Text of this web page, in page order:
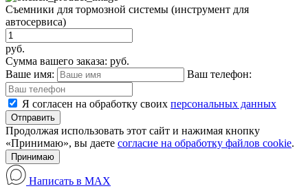
Съемники для тормозной системы (инструмент для
автосервиса)
руб.
Сумма вашего заказа: руб.
Ваше имя:
Ваш телефон:
Я согласен на обработку своих персональных данных
Отправить
Продолжая использовать этот сайт и нажимая кнопку
«Принимаю», вы даете согласие на обработку файлов cookie.
Принимаю
Написать в MAX